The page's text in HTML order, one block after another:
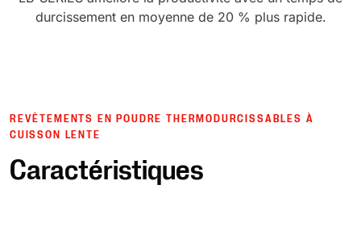
durcissement en moyenne de 20 % plus rapide.
REVÊTEMENTS EN POUDRE THERMODURCISSABLES À
CUISSON LENTE
Caractéristiques